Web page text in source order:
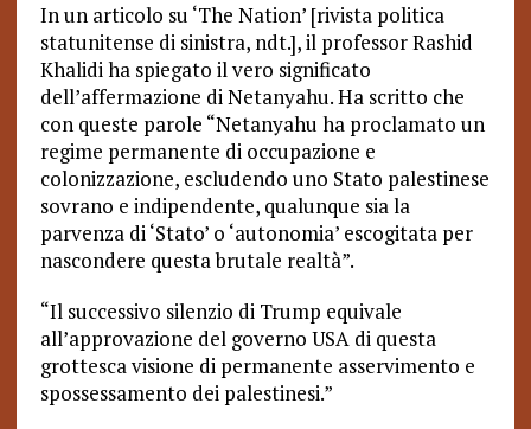
In un articolo su ‘The Nation’ [rivista politica
statunitense di sinistra, ndt.], il professor Rashid
Khalidi ha spiegato il vero significato
dell’affermazione di Netanyahu. Ha scritto che
con queste parole “Netanyahu ha proclamato un
regime permanente di occupazione e
colonizzazione, escludendo uno Stato palestinese
sovrano e indipendente, qualunque sia la
parvenza di ‘Stato’ o ‘autonomia’ escogitata per
nascondere questa brutale realtà”.
“Il successivo silenzio di Trump equivale
all’approvazione del governo USA di questa
grottesca visione di permanente asservimento e
spossessamento dei palestinesi.”